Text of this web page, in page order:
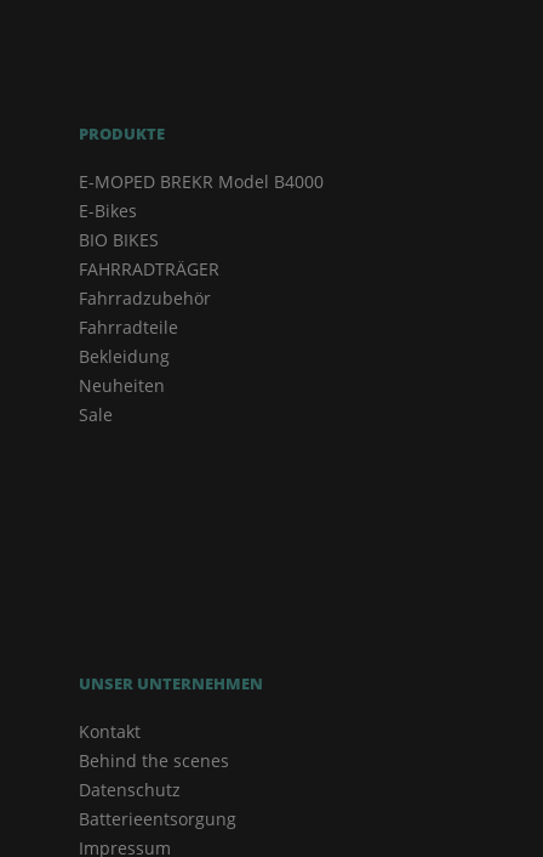
PRODUKTE
E-MOPED BREKR Model B4000
E-Bikes
BIO BIKES
FAHRRADTRÄGER
Fahrradzubehör
Fahrradteile
Bekleidung
Neuheiten
Sale
UNSER UNTERNEHMEN
Kontakt
Behind the scenes
Datenschutz
Batterieentsorgung
Impressum